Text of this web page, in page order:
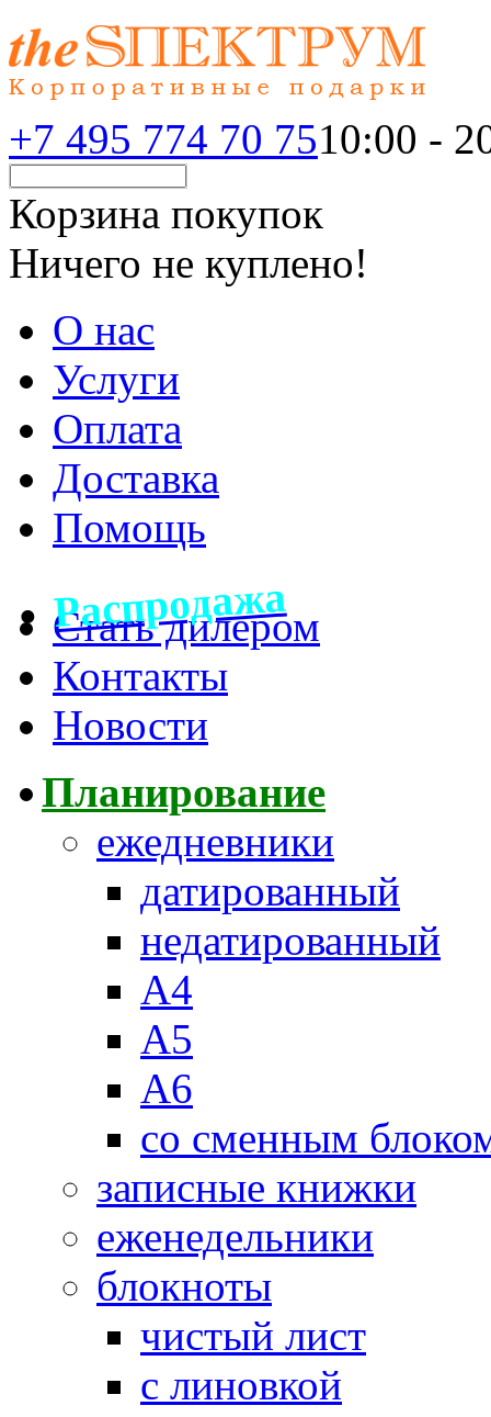
+7 495 774 70 7510:00 -
Корзина покупок
Ничего не куплено!
О нас
Услуги
Оплата
Доставка
Помощь
Распродажа
Стать дилером
Контакты
Новости
Планирование
ежедневники
датированный
недатированный
А4
А5
А6
со сменным
записные книжки
еженедельники
блокноты
чистый лист
с линовкой